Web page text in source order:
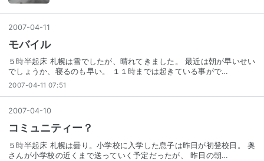
2007-04-11
モバイル
５時半起床 札幌は雪でしたが、晴れてきました。 最近は朝が早いせい
でしょうか、寝るのも早い。 １１時までは起きている事がで…
2007-04-11 07:51
2007-04-10
コミュニティー？
５時半起床 札幌は曇り。小学校に入学した息子は昨日が初登校日。 奥
さんが小学校の近くまで送っていく予定だったが、 昨日の朝…